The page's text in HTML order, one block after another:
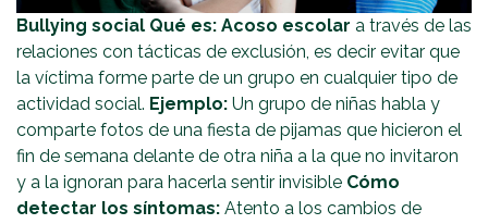
Bullying social Qué es: Acoso escolar a través de las
relaciones con tácticas de exclusión, es decir evitar que
la víctima forme parte de un grupo en cualquier tipo de
actividad social. Ejemplo: Un grupo de niñas habla y
comparte fotos de una fiesta de pijamas que hicieron el
fin de semana delante de otra niña a la que no invitaron
y a la ignoran para hacerla sentir invisible Cómo
detectar los síntomas: Atento a los cambios de